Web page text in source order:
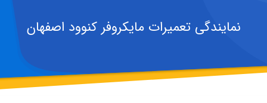
نمایندگی تعمیرات مایکروفر کنوود اصفهان